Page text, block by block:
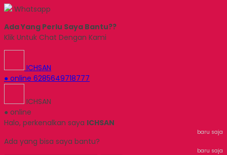
Whatsapp
Ada Yang Perlu Saya Bantu??
Klik Untuk Chat Dengan Kami
ICHSAN
● online 6285649718777
ICHSAN
● online
Halo, perkenalkan saya ICHSAN
baru saja
Ada yang bisa saya bantu?
baru saja